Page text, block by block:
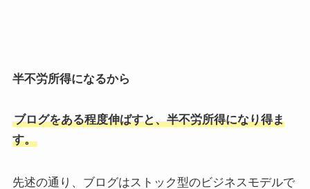
半不労所得になるから
ブログをある程度伸ばすと、半不労所得になり得ま
す。
先述の通り、ブログはストック型のビジネスモデルで